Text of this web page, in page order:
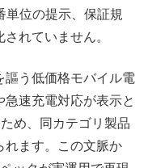
単位の提示、保証規
れていません。
謳う低価格モバイル電
速充電対応が表示と
め、同カテゴリ製品
れます。この文脈か